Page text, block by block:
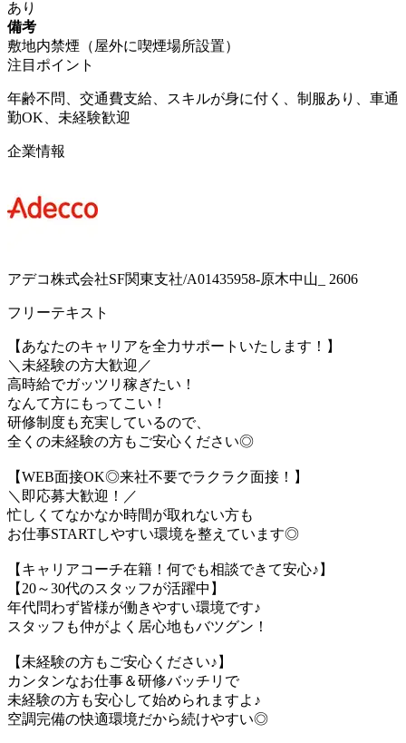
あり
備考
敷地内禁煙（屋外に喫煙場所設置）
注目ポイント
年齢不問、交通費支給、スキルが身に付く、制服あり、車通
勤OK、未経験歓迎
企業情報
アデコ株式会社SF関東支社/A01435958-原木中山_ 2606
フリーテキスト
【あなたのキャリアを全力サポートいたします！】
＼未経験の方大歓迎／
高時給でガッツリ稼ぎたい！
なんて方にもってこい！
研修制度も充実しているので、
全くの未経験の方もご安心ください◎
【WEB面接OK◎来社不要でラクラク面接！】
＼即応募大歓迎！／
忙しくてなかなか時間が取れない方も
お仕事STARTしやすい環境を整えています◎
【キャリアコーチ在籍！何でも相談できて安心♪】
【20～30代のスタッフが活躍中】
年代問わず皆様が働きやすい環境です♪
スタッフも仲がよく居心地もバツグン！
【未経験の方もご安心ください♪】
カンタンなお仕事＆研修バッチリで
未経験の方も安心して始められますよ♪
空調完備の快適環境だから続けやすい◎